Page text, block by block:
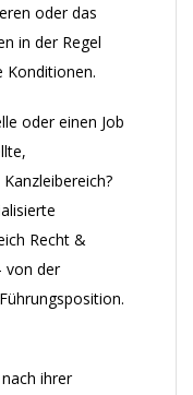
oder das
in der Regel
Konditionen.
oder einen Job
Recht &
von der
ihrer